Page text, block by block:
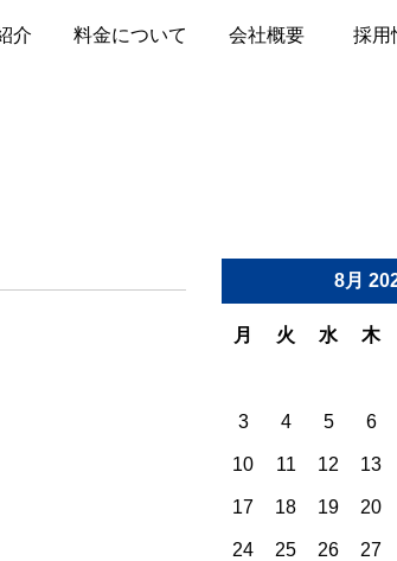
介 料金について 会社概要 採用
8月
月 火 水 木
3 4 5 6
10 11 12 13
17 18 19 20
24 25 26 27